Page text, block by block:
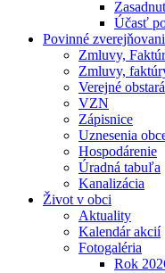
Účasť
Povinné
Zmluvy,
Zmluvy,
Verejné
VZN
Zápisnice
Uznesenia
Hospodárenie
Úradná tabuľa
Kanalizácia
Život v obci
Aktuality
Kalendár akcií
Fotogaléria
Rok